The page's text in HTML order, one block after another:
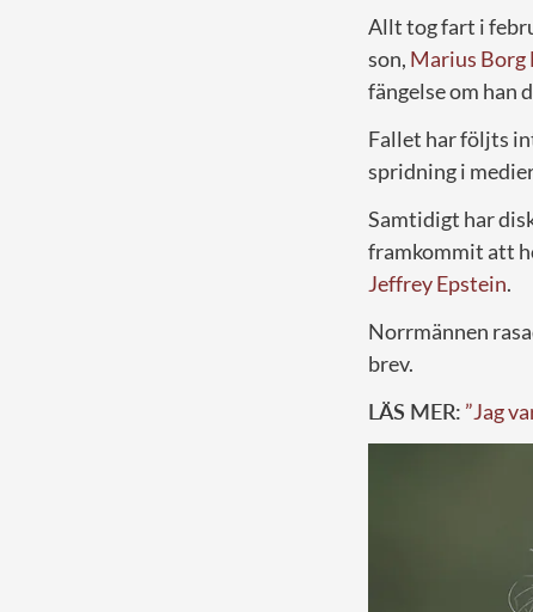
Allt tog fart i
son, Marius Borg
fängelse om han
Fallet har följts
spridning i
Samtidigt har
framkommit att
Jeffrey Epstein.
Norrmännen
brev.
LÄS MER: ”Jag